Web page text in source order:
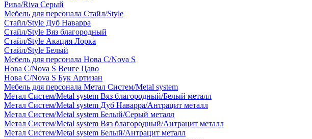
Рива/Riva Серый
Мебель для персонала Стайл/Style
Стайл/Style Дуб Наварра
Стайл/Style Вяз благородный
Стайл/Style Акация Лорка
Стайл/Style Белый
Мебель для персонала Нова С/Nova S
Нова С/Nova S Венге Цаво
Нова С/Nova S Бук Артизан
Мебель для персонала Метал Систем/Metal system
Метал Систем/Metal system Вяз благородный/Белый металл
Метал Систем/Metal system Дуб Наварра/Антрацит металл
Метал Систем/Metal system Белый/Серый металл
Метал Систем/Metal system Вяз благородный/Антрацит металл
Метал Систем/Metal system Белый/Антрацит металл